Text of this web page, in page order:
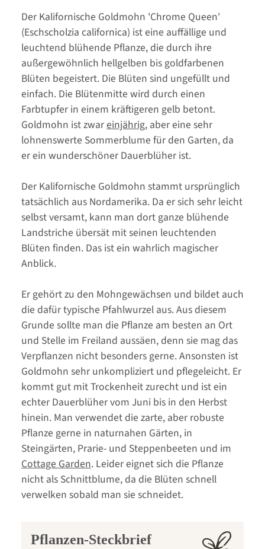
Der Kalifornische Goldmohn 'Chrome Queen'
(Eschscholzia californica) ist eine auffällige und
leuchtend blühende Pflanze, die durch ihre
außergewöhnlich hellgelben bis goldfarbenen
Blüten begeistert. Die Blüten sind ungefüllt und
einfach. Die Blütenmitte wird durch einen
Farbtupfer in einem kräftigeren gelb betont.
Goldmohn ist zwareinjährig, aber eine sehr
lohnenswerte Sommerblume für den Garten, da
er ein wunderschöner Dauerblüher ist.
Der Kalifornische Goldmohn stammt ursprünglich
tatsächlich aus Nordamerika. Da er sich sehr leicht
selbst versamt, kann man dort ganze blühende
Landstriche übersät mit seinen leuchtenden
Blüten finden. Das ist ein wahrlich magischer
Anblick.
Er gehört zu den Mohngewächsen und bildet auch
die dafür typische Pfahlwurzel aus. Aus diesem
Grunde sollte man die Pflanze am besten an Ort
und Stelle im Freiland aussäen, denn sie mag das
Verpflanzen nicht besonders gerne. Ansonsten ist
Goldmohn sehr unkompliziert und pflegeleicht. Er
kommt gut mit Trockenheit zurecht und ist ein
echter Dauerblüher vom Juni bis in den Herbst
hinein. Man verwendet die zarte, aber robuste
Pflanze gerne in naturnahen Gärten, in
Steingärten, Prarie- und Steppenbeeten und im
Cottage Garden. Leider eignet sich die Pflanze
nicht als Schnittblume, da die Blüten schnell
verwelken sobald man sie schneidet.
Pflanzen-Steckbrief